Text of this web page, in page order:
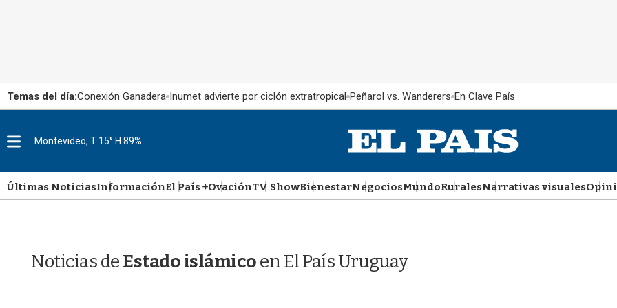
Temas del día:Conexión Ganadera Inumet advierte por ciclón extratropical Peñarol vs. Wanderers En Clave País
M
u
Montevideo, T 15° H 89%
Últimas NoticiasInformaciónEl País +OvaciónTV ShowBienestarNegociosMundoRuralesNarrativas visuales
Noticias deEstado islámicoen El País Uruguay